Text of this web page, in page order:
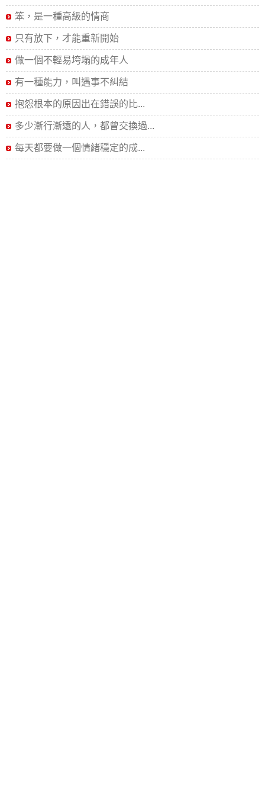
笨，是一種高級的情商
只有放下，才能重新開始
做一個不輕易垮塌的成年人
有一種能力，叫遇事不糾結
抱怨根本的原因出在錯誤的比...
多少漸行漸遠的人，都曾交換過...
每天都要做一個情緒穩定的成...